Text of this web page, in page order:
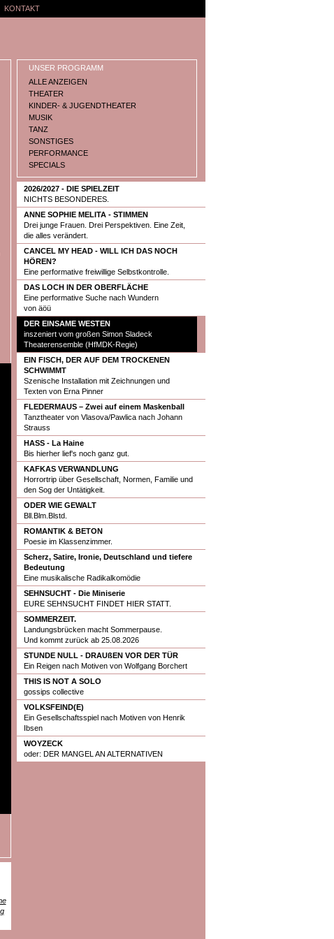
KONTAKT
UNSER PROGRAMM
ALLE ANZEIGEN
THEATER
KINDER- & JUGENDTHEATER
MUSIK
TANZ
SONSTIGES
PERFORMANCE
SPECIALS
2026/2027 - DIE SPIELZEIT
NICHTS BESONDERES.
ANNE SOPHIE MELITA - STIMMEN
Drei junge Frauen. Drei Perspektiven. Eine Zeit,
die alles verändert.
CANCEL MY HEAD - WILL ICH DAS NOCH
HÖREN?
Eine performative freiwillige Selbstkontrolle.
DAS LOCH IN DER OBERFLÄCHE
Eine performative Suche nach Wundern
von äöü
DER EINSAME WESTEN
inszeniert vom großen Simon Sladeck
Theaterensemble (HfMDK-Regie)
EIN FISCH, DER AUF DEM TROCKENEN
SCHWIMMT
Szenische Installation mit Zeichnungen und
Texten von Erna Pinner
FLEDERMAUS – Zwei auf einem Maskenball
Tanztheater von Vlasova/Pawlica nach Johann
Strauss
HASS - La Haine
Bis hierher lief's noch ganz gut.
KAFKAS VERWANDLUNG
Horrortrip über Gesellschaft, Normen, Familie und
den Sog der Untätigkeit.
ODER WIE GEWALT
Bll.Blm.Blstd.
ROMANTIK & BETON
Poesie im Klassenzimmer.
Scherz, Satire, Ironie, Deutschland und tiefere
Bedeutung
Eine musikalische Radikalkomödie
SEHNSUCHT - Die Miniserie
EURE SEHNSUCHT FINDET HIER STATT.
SOMMERZEIT.
Landungsbrücken macht Sommerpause.
Und kommt zurück ab 25.08.2026
STUNDE NULL - DRAUßEN VOR DER TÜR
Ein Reigen nach Motiven von Wolfgang Borchert
THIS IS NOT A SOLO
gossips collective
VOLKSFEIND(E)
Ein Gesellschaftsspiel nach Motiven von Henrik
Ibsen
WOYZECK
oder: DER MANGEL AN ALTERNATIVEN